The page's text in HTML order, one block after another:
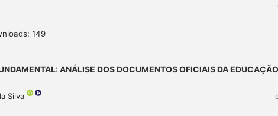
149
ANÁLISE DOS DOCUMENTOS OFICIAIS DA EDUCAÇÃO
Silva